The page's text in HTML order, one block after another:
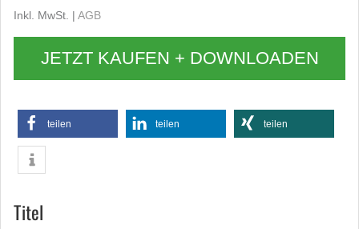
Inkl. MwSt. | AGB
JETZT KAUFEN + DOWNLOADEN
teilen teilen teilen
Titel